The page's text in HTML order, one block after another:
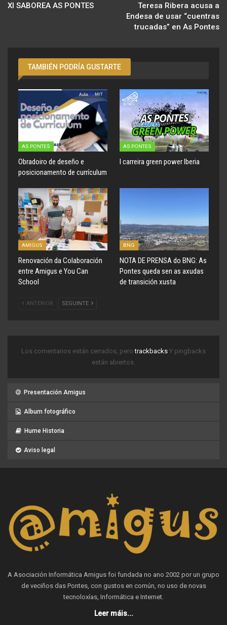
XI SABOREA AS PONTES
Teresa Ribera acusa a
Endesa de usar “cuentras
trucadas” en As Pontes
TAMBIÉN PODRÍA GUSTARTE
AS PONTES
Obradoiro de deseño e
posicionamento de currículum
AS PONTES
I carreira green power Iberia
AMIGUS
Renovación da Colaboración
entre Amigus e You Can
School
BNG
NOTA DE PRENSA do BNG: As
Pontes queda sen as axudas
de transición xusta
ANTERIOR SEGUINTE
Los comentarios están cerrados, perotrackbacks Y pingbacks
están abiertos.
Presentación Amigus
Album fotográfico
Hume Historia
Aviso legal
A Asociación Informática Amigus foi fundada no ano 2002 por un grupo
de veciños das Pontes, con gustos en común, no uso de novas
tecnoloxías, Informática e Internet.
Leer máis...